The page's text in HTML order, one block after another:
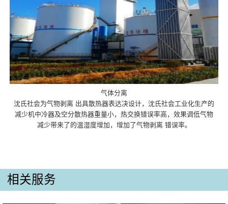
气体分离
沈氏社会为气物剥离 出具散热器表达决设计，沈氏社会工业化生产的
减少机中冷器及空分散热器重量小，热交换错误率高，效果调低气物
减少带来了的温湿度增加，增加了气物剥离 错误率。
相关服务